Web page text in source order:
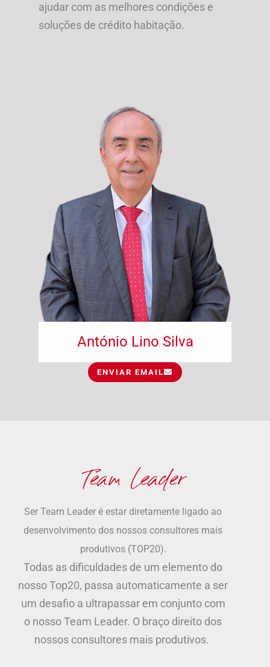
António Lino Silva
ENVIAR EMAIL
ajudar com as melhores condições e
soluções de crédito habitação.
Team Leader
Ser Team Leader é estar diretamente ligado ao
desenvolvimento dos nossos consultores mais
produtivos (TOP20).
Todas as dificuldades de um elemento do
nossoTop20, passa automaticamente a ser
um desafio a ultrapassar em conjunto com
o nosso Team Leader. O braço direito dos
nossos consultores mais produtivos.